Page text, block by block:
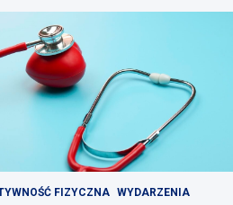
FIZYCZNA WYDARZENIA